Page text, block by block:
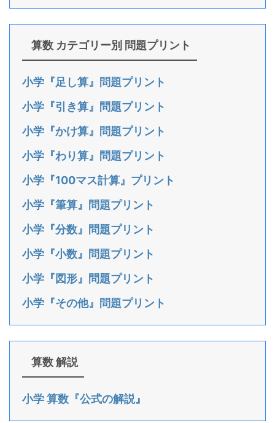
算数 カテゴリー別 問題プリント
小学『足し算』問題プリント
小学『引き算』問題プリント
小学『かけ算』問題プリント
小学『わり算』問題プリント
小学『100マス計算』プリント
小学『筆算』問題プリント
小学『分数』問題プリント
小学『小数』問題プリント
小学『図形』問題プリント
小学『その他』問題プリント
算数 解説
小学 算数『公式の解説』